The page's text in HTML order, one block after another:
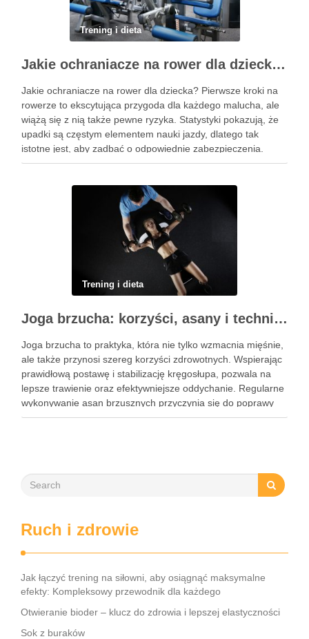
Trening i dieta
Jakie ochraniacze na rower dla dziecka wybrać? Praktyczny poradnik
Jakie ochraniacze na rower dla dziecka? Pierwsze kroki na
rowerze to ekscytująca przygoda dla każdego malucha, ale
wiążą się z nią także pewne ryzyka. Statystyki pokazują, że
upadki są częstym elementem nauki jazdy, dlatego tak
istotne jest, aby zadbać o odpowiednie zabezpieczenia.
Ochraniacze na rower dla dzieci stanowią kluczowy element
Trening i dieta
Joga brzucha: korzyści, asany i techniki oddechowe
Joga brzucha to praktyka, która nie tylko wzmacnia mięśnie,
ale także przynosi szereg korzyści zdrowotnych. Wspierając
prawidłową postawę i stabilizację kręgosłupa, pozwala na
lepsze trawienie oraz efektywniejsze oddychanie. Regularne
wykonywanie asan brzusznych przyczynia się do poprawy
elastyczności i równowagi, a także staje się kluczem do
Ruch i zdrowie
Jak łączyć trening na siłowni, aby osiągnąć maksymalne
efekty: Kompleksowy przewodnik dla każdego
Otwieranie bioder – klucz do zdrowia i lepszej elastyczności
Sok z buraków